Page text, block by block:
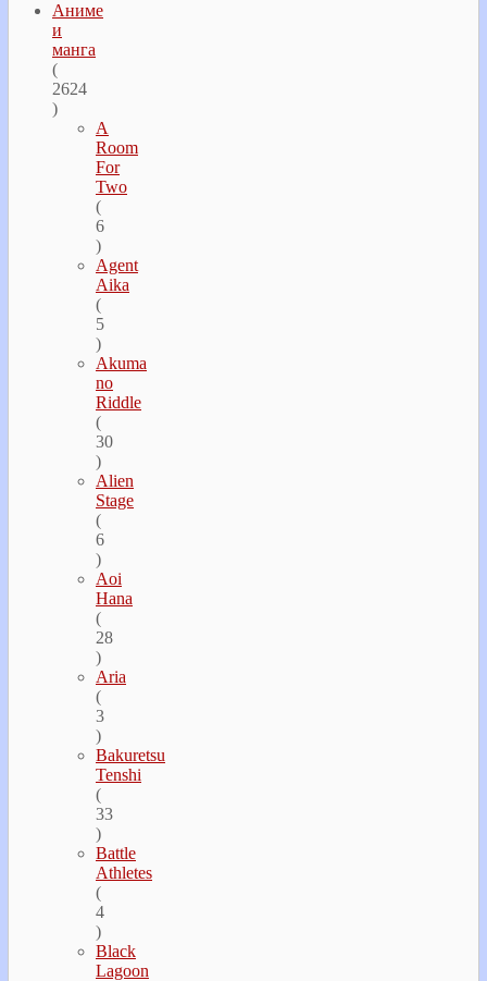
Аниме
и
манга
(
2624
)
A
Room
For
Two
(
6
)
Agent
Aika
(
5
)
Akuma
no
Riddle
(
30
)
Alien
Stage
(
6
)
Aoi
Hana
(
28
)
Aria
(
3
)
Bakuretsu
Tenshi
(
33
)
Battle
Athletes
(
4
)
Black
Lagoon